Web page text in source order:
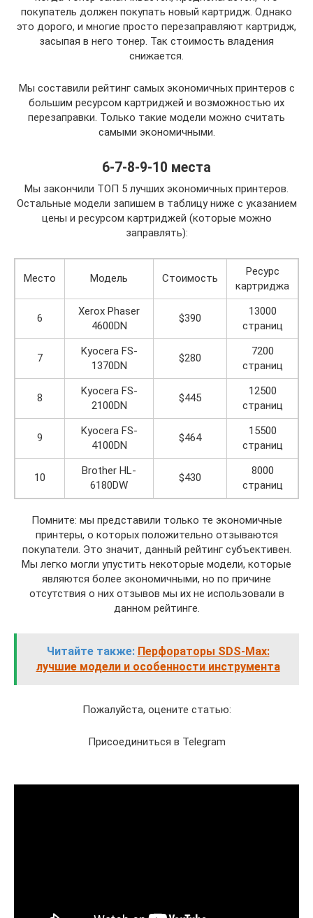
покупатель должен покупать новый картридж. Однако
это дорого, и многие просто перезаправляют картридж,
засыпая в него тонер. Так стоимость владения
снижается.
Мы составили рейтинг самых экономичных принтеров с
большим ресурсом картриджей и возможностью их
перезаправки. Только такие модели можно считать
самыми экономичными.
6-7-8-9-10 места
Мы закончили ТОП 5 лучших экономичных принтеров.
Остальные модели запишем в таблицу ниже с указанием
цены и ресурсом картриджей (которые можно
заправлять):
Место Модель Стоимость
Ресурс
картриджа
6
Xerox Phaser
4600DN
$390
13000
страниц
7
Kyocera FS-
1370DN
$280
7200
страниц
8
Kyocera FS-
2100DN
$445
12500
страниц
9
Kyocera FS-
4100DN
$464
15500
страниц
10
Brother HL-
6180DW
$430
8000
страниц
Помните: мы представили только те экономичные
принтеры, о которых положительно отзываются
покупатели. Это значит, данный рейтинг субъективен.
Мы легко могли упустить некоторые модели, которые
являются более экономичными, но по причине
отсутствия о них отзывов мы их не использовали в
данном рейтинге.
Читайте также: Перфораторы SDS-Max:
лучшие модели и особенности инструмента
Пожалуйста, оцените статью:
Присоединиться в Telegram